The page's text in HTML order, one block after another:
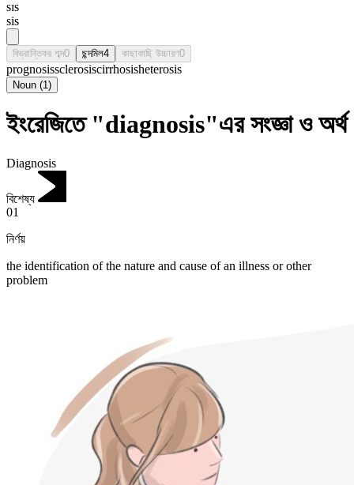
sɪs
sis
বিভ্রান্তিকর শব্দ0 ছন্দমিল4 কাছাকাছি উচ্চারণ0
prognosissclerosiscirrhosisheterosis
Noun (1)
ইংরেজিতে "diagnosis"এর সংজ্ঞা ও অর্থ
Diagnosis
বিশেষ্য
01
নির্ণয়
the identification of the nature and cause of an illness or other
problem